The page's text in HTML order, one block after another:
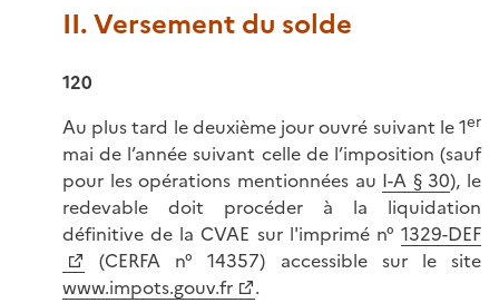
II. Versement du solde
120
Au plus tard le deuxième jour ouvré suivant le 1er
mai de l’année suivant celle de l’imposition (sauf
pour les opérations mentionnées au I-A § 30), le
redevable doit procéder à la liquidation
définitive de la CVAE sur l'imprimé n° 1329-DEF
(CERFA n° 14357) accessible sur le site
www.impots.gouv.fr
.